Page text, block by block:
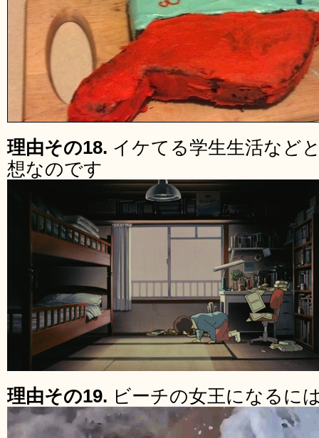
理由その18. イケてる学生生活など
想なのです
理由その19. ビーチの女王になるに